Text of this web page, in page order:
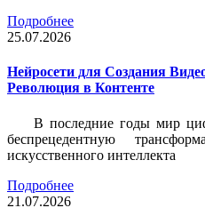
Подробнее
25.07.2026
Нейросети для Создания
Революция в Контенте
В последние годы мир
беспрецедентную
искусственного интеллекта
Подробнее
21.07.2026